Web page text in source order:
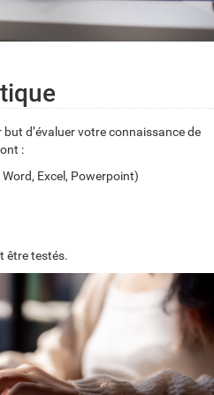
d’évaluer votre connaissance de
:
Excel, Powerpoint)
être testés.